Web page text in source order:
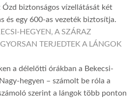
Ózd biztonságos vízellátását két
és egy 600-as vezeték biztosítja.
HEGYEN, A SZÁRAZ
TERJEDTEK A LÁNGOK
a délelőtti órákban a Bekecsi-
hegyen – számolt be róla a
szerint a lángok több ponton